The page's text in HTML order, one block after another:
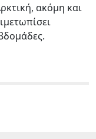
ακόμη και